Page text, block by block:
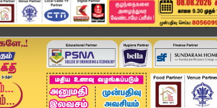
SPEED NEWS TAMIL | 22 NOV 2025 | விரைவுச் செய்த...